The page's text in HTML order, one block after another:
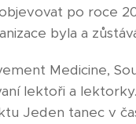
po roce
byla a
Medicine,
lektoři a lektorky.
Jeden tanec v